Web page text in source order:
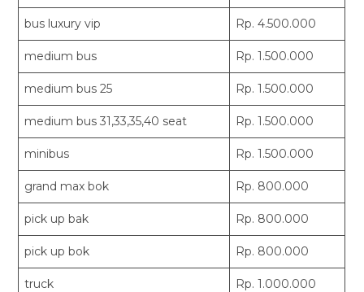
bus luxury vip Rp. 4.500.000
medium bus Rp. 1.500.000
medium bus 25 Rp. 1.500.000
medium bus 31,33,35,40 seat Rp. 1.500.000
minibus Rp. 1.500.000
grand max bok Rp. 800.000
pick up bak Rp. 800.000
pick up bok Rp. 800.000
truck Rp. 1.000.000